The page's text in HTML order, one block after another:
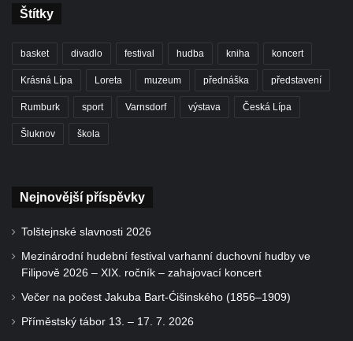
Štítky
basket divadlo festival hudba kniha koncert
Krásná Lípa Loreta muzeum přednáška představení
Rumburk sport Varnsdorf výstava Česká Lípa
Šluknov škola
Nejnovější příspěvky
Tolštejnské slavnosti 2026
Mezinárodní hudební festival varhanní duchovní hudby ve
Filipově 2026 – XIX. ročník – zahajovací koncert
Večer na počest Jakuba Bart-Ćišinského (1856–1909)
Příměstský tábor 13. – 17. 7. 2026